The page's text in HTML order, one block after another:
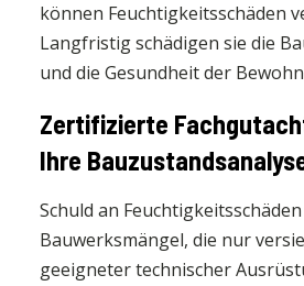
können Feuchtigkeitsschäden
Langfristig schädigen sie die
und die Gesundheit der
Zertifizierte
Ihre
Schuld an
Bauwerksmängel, die nur
geeigneter technischer